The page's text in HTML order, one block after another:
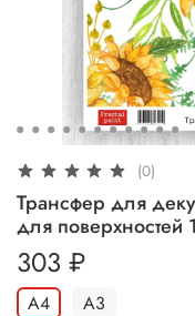
(0)
Трансфер для
для поверхностей
303 ₽
А4 А3